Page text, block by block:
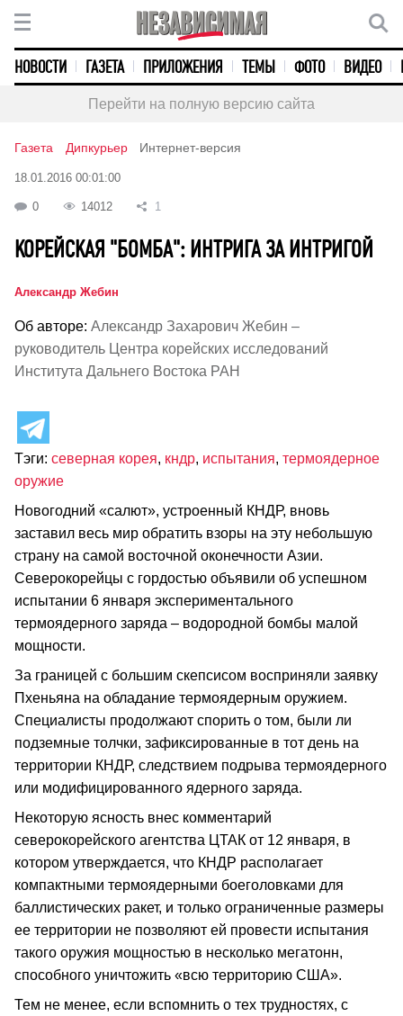
НОВОСТИ ГАЗЕТА ПРИЛОЖЕНИЯ ТЕМЫ ФОТО ВИДЕО
Перейти на полную версию сайта
Газета Дипкурьер Интернет-версия
18.01.2016 00:01:00
0 14012 1
КОРЕЙСКАЯ "БОМБА": ИНТРИГА ЗА ИНТРИГОЙ
Александр Жебин
Об авторе: Александр Захарович Жебин –
руководитель Центра корейских исследований
Института Дальнего Востока РАН
Тэги: северная корея, кндр, испытания, термоядерное
оружие
Новогодний «салют», устроенный КНДР, вновь
заставил весь мир обратить взоры на эту небольшую
страну на самой восточной оконечности Азии.
Северокорейцы с гордостью объявили об успешном
испытании 6 января экспериментального
термоядерного заряда – водородной бомбы малой
мощности.
За границей с большим скепсисом восприняли заявку
Пхеньяна на обладание термоядерным оружием.
Специалисты продолжают спорить о том, были ли
подземные толчки, зафиксированные в тот день на
территории КНДР, следствием подрыва термоядерного
или модифицированного ядерного заряда.
Некоторую ясность внес комментарий
северокорейского агентства ЦТАК от 12 января, в
котором утверждается, что КНДР располагает
компактными термоядерными боеголовками для
баллистических ракет, и только ограниченные размеры
ее территории не позволяют ей провести испытания
такого оружия мощностью в несколько мегатонн,
способного уничтожить «всю территорию США».
Тем не менее, если вспомнить о тех трудностях, с